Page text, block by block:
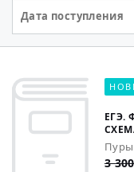
Дата поступления
ЕГЭ.
3